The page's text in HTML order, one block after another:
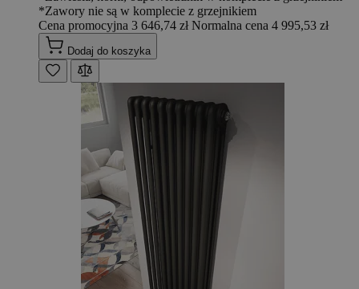
*Zawory nie są w komplecie z grzejnikiem
Cena promocyjna 3 646,74 zł Normalna cena 4 995,53 zł
Dodaj do koszyka